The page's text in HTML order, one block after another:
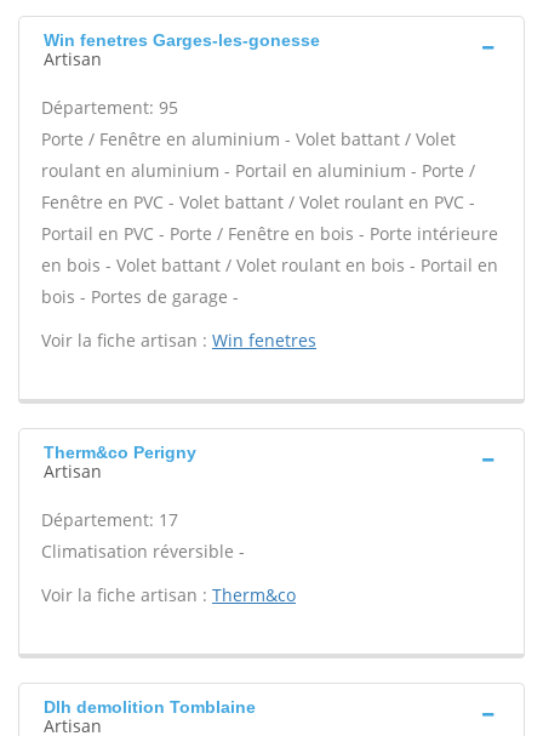
Win fenetres Garges-les-gonesse
Artisan
Département: 95
Porte / Fenêtre en aluminium - Volet battant / Volet
roulant en aluminium - Portail en aluminium - Porte /
Fenêtre en PVC - Volet battant / Volet roulant en PVC -
Portail en PVC - Porte / Fenêtre en bois - Porte intérieure
en bois - Volet battant / Volet roulant en bois - Portail en
bois - Portes de garage -
Voir la fiche artisan : Win fenetres
Therm&co Perigny
Artisan
Département: 17
Climatisation réversible -
Voir la fiche artisan : Therm&co
Dlh demolition Tomblaine
Artisan